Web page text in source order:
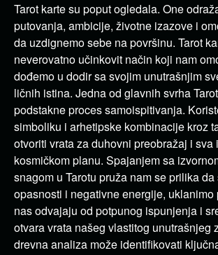
Tarot karte su poput ogledala. One
putovanja, ambicije, životne izazove i
da uzdignemo sebe na površinu. Tarot
neverovatno učinkovit način koji nam
dođemo u dodir sa svojim unutrašnjim
ličnih istina. Jedna od glavnih svrha
podstakne proces samoispitivanja.
simboliku i arhetipske kombinacije kroz
otvoriti vrata za duhovni preobražaj i
kosmičkom planu. Spajanjem sa
snagom u Tarotu pruža nam se prilika
opasnosti i negativne energije, uklanimo
nas odvajaju od potpunog ispunjenja i
otvara vrata našeg vlastitog unutrašnjeg
drevna analiza može identifikovati